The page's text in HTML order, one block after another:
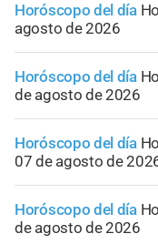
Horóscopo del día
agosto de 2026
Horóscopo del día
de agosto de 2026
Horóscopo del día
07 de agosto de
Horóscopo del día
de agosto de 2026